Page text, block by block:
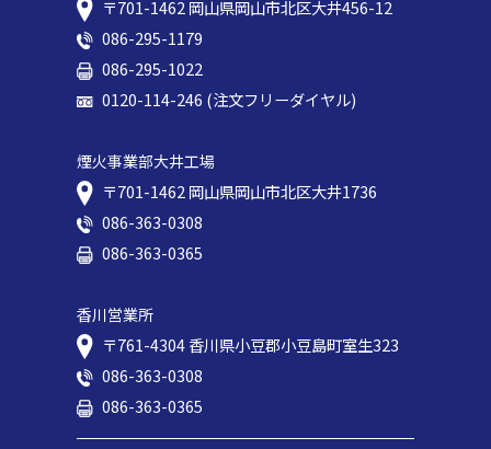
〒701-1462 岡⼭県岡⼭市北区⼤井456-12
086-295-1179
086-295-1022
0120-114-246 (注文フリーダイヤル)
煙火事業部大井工場
〒701-1462 岡⼭県岡⼭市北区⼤井1736
086-363-0308
086-363-0365
香川営業所
〒761-4304 香川県小豆郡小豆島町室生323
086-363-0308
086-363-0365